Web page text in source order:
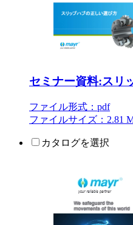
セミナー資料:スリ
ファイル形式：pdf
ファイルサイズ：2.81
カタログを選択